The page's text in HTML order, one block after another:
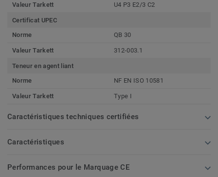
Valeur Tarkett U4 P3 E2/3 C2
Certificat UPEC
Norme
QB 30
Valeur Tarkett 312-003.1
Teneur en agent liant
Norme
NF EN ISO 10581
Valeur Tarkett Type I
Caractéristiques techniques certifiées
Caractéristiques
Performances pour le Marquage CE